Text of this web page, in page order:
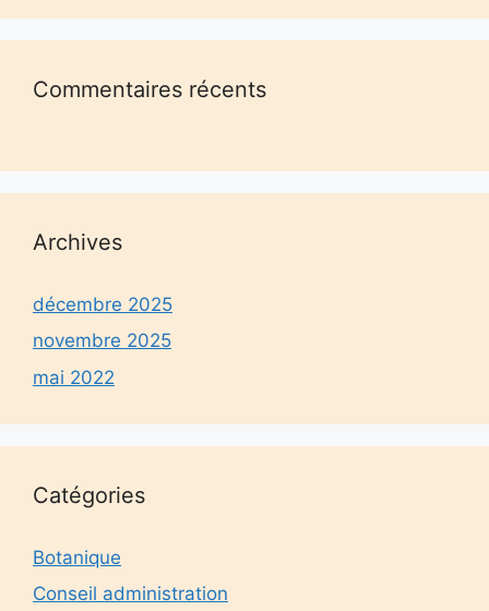
Commentaires récents
Archives
décembre 2025
novembre 2025
mai 2022
Catégories
Botanique
Conseil administration